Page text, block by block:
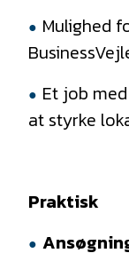
Mulighed
Et job
at styrke
Praktisk